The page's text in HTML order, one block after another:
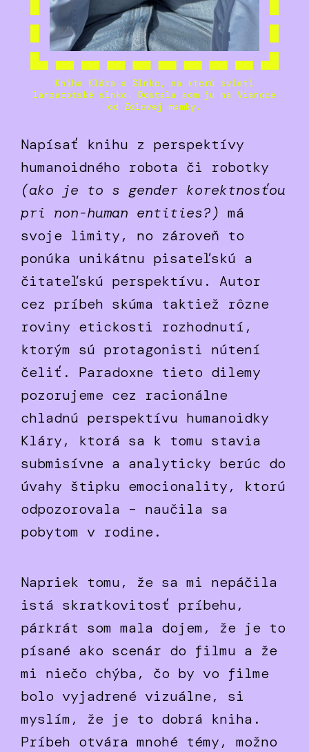
Kniha Klára a Slnko, na ktorú svieti
lanzarotské slnko. Dostala som ju na Vianoce
od Zolovej mamky.
Napísať knihu z perspektívy
humanoidného robota či robotky
(ako je to s gender korektnosťou
pri non-human entities?) má
svoje limity, no zároveň to
ponúka unikátnu pisateľskú a
čitateľskú perspektívu. Autor
cez príbeh skúma taktiež rôzne
roviny etickosti rozhodnutí,
ktorým sú protagonisti nútení
čeliť. Paradoxne tieto dilemy
pozorujeme cez racionálne
chladnú perspektívu humanoidky
Kláry, ktorá sa k tomu stavia
submisívne a analyticky berúc do
úvahy štipku emocionality, ktorú
odpozorovala – naučila sa
pobytom v rodine.
Napriek tomu, že sa mi nepáčila
istá skratkovitosť príbehu,
párkrát som mala dojem, že je to
písané ako scenár do filmu a že
mi niečo chýba, čo by vo filme
bolo vyjadrené vizuálne, si
myslím, že je to dobrá kniha.
Príbeh otvára mnohé témy, možno